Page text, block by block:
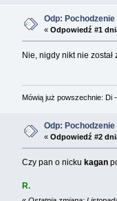
Odp:
« Odpowiedź #1
Nie, nigdy nikt nie
Mówią już powszechnie: Di -
Odp:
« Odpowiedź #2
Czy pan o nicku kagan
R.